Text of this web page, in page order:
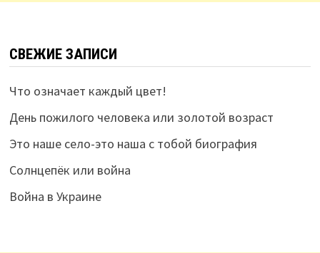
СВЕЖИЕ ЗАПИСИ
Что означает каждый цвет!
День пожилого человека или золотой возраст
Это наше село-это наша с тобой биография
Солнцепёк или война
Война в Украине